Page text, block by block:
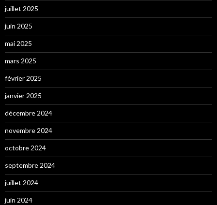
juillet 2025
juin 2025
mai 2025
mars 2025
février 2025
janvier 2025
décembre 2024
novembre 2024
octobre 2024
septembre 2024
juillet 2024
juin 2024